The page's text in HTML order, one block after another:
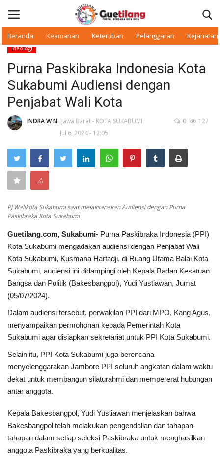
Beranda Keamanan Ketertiban Pelanggaran Kejahatan
Beranda
Daerah
Makan Bergizi
Warkop Digital
Pelanggaran
Ketertiban
Keamanan
Kejahatan
Cybers Event
UMKM & Ekonomi Kreatif
Pekerja Migran Indonesia
Ekonomi
Pendidikan
Informasi Journalism
Olahraga
Ideologi
Purna Paskibraka Indonesia Kota
Sukabumi Audiensi dengan
Penjabat Wali Kota
INDRA W N Jawa Barat - KOTA SUKABUMI
Jul 6, 2024 - 12:05
0 127
⚠
PJ Walikota Sukabumi saat melaksanakan Audiensi dengan Purna
Paskibraka Kota Sukabumi
Guetilang.com, Sukabumi- Purna Paskibraka Indonesia (PPI)
Kota Sukabumi mengadakan audiensi dengan Penjabat Wali
Kota Sukabumi, Kusmana Hartadji, di Ruang Utama Balai Kota
Sukabumi, audiensi ini didampingi oleh Kepala Badan Kesatuan
Bangsa dan Politik (Bakesbangpol), Yudi Yustiawan, Jumat
(05/07/2024).
Dalam audiensi tersebut, perwakilan PPI dari MPO, Kang Agus,
menyampaikan permohonan kepada Pemerintah Kota
Sukabumi agar disiapkan sekretariat untuk PPI Kota Sukabumi.
Selain itu, PPI Kota Sukabumi juga berencana
menyelenggarakan Jambore PPI seluruh angkatan dalam waktu
dekat untuk membangun silaturahmi dan mempererat hubungan
antar anggota.
Kepala Bakesbangpol, Yudi Yustiawan menjelaskan bahwa
Bakesbangpol telah melakukan pengendalian dan tahapan-
tahapan dalam setiap seleksi Paskibraka untuk menghasilkan
anggota Paskibraka yang berkualitas.